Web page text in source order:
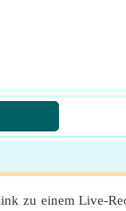
zu einem Live-